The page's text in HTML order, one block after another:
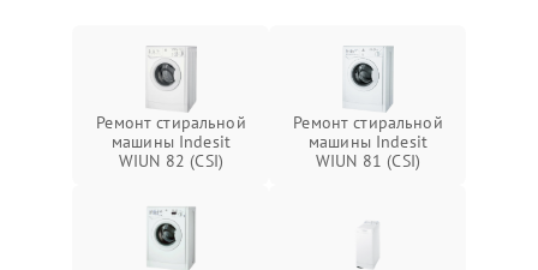
Ремонт стиральной
машины Indesit
WIUN 82 (CSI)
Ремонт стиральной
машины Indesit
WIUN 81 (CSI)